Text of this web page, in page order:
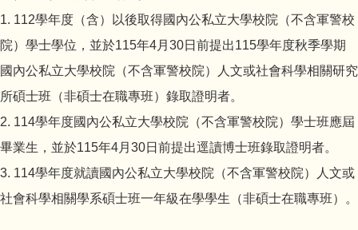
1. 112學年度（含）以後取得國內公私立大學校院（不含軍警校
院）學士學位，並於115年4月30日前提出115學年度秋季學期
國內公私立大學校院（不含軍警校院）人文或社會科學相關研究
所碩士班（非碩士在職專班）錄取證明者。
2. 114學年度國內公私立大學校院（不含軍警校院）學士班應屆
畢業生，並於115年4月30日前提出逕讀博士班錄取證明者。
3. 114學年度就讀國內公私立大學校院（不含軍警校院）人文或
社會科學相關學系碩士班一年級在學學生（非碩士在職專班）。